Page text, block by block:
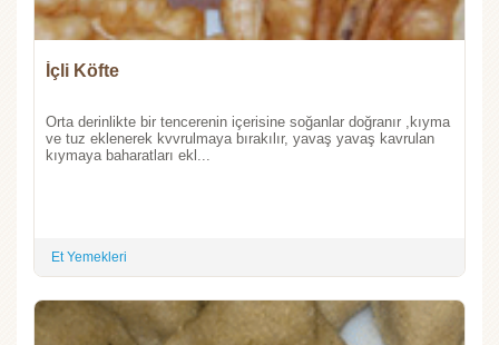
İçli Köfte
Orta derinlikte bir tencerenin içerisine soğanlar doğranır ,kıyma
ve tuz eklenerek kvvrulmaya bırakılır, yavaş yavaş kavrulan
kıymaya baharatları ekl...
Et Yemekleri